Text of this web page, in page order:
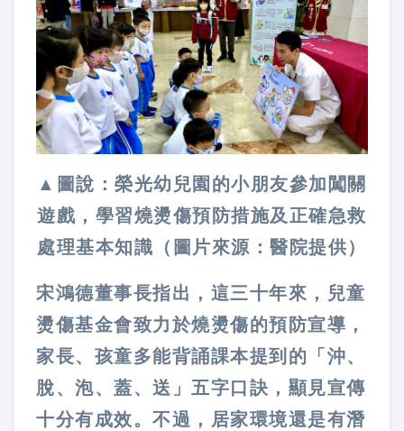
▲圖說：榮光幼兒園的小朋友參加闖關
遊戲，學習燒燙傷預防措施及正確急救
處理基本知識（圖片來源：醫院提供）
宋鴻德董事長指出，這三十年來，兒童
燙傷基金會致力於燒燙傷的預防宣導，
家長、孩童多能背誦課本提到的「沖、
脫、泡、蓋、送」五字口訣，顯見宣傳
十分有成效。不過，居家環境還是有潛